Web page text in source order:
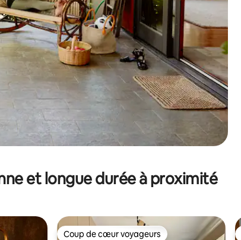
et longue durée à proximité
Coup de cœur voyageurs